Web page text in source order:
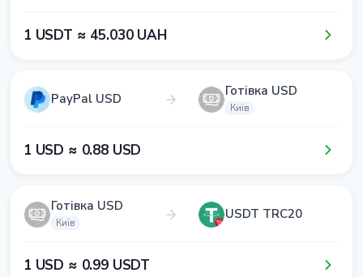
1​ USDT ≈ 4​5​.0​3​0​ UAH
PayPal USD Готівка USD
Київ
1​ USD ≈ 0​.8​8​ USD
Готівка USD
Київ
USDT TRC20
1​ USD ≈ 0​.9​9​ USDT